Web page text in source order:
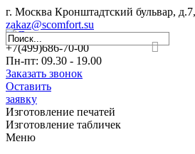
г. Москва Кронштадтский бульвар,
zakaz@scomfort.su
+7(499)686-70-00
Пн-пт: 09.30 - 19.00
Заказать звонок
Оставить
заявку
Изготовление печатей
Изготовление табличек
Меню